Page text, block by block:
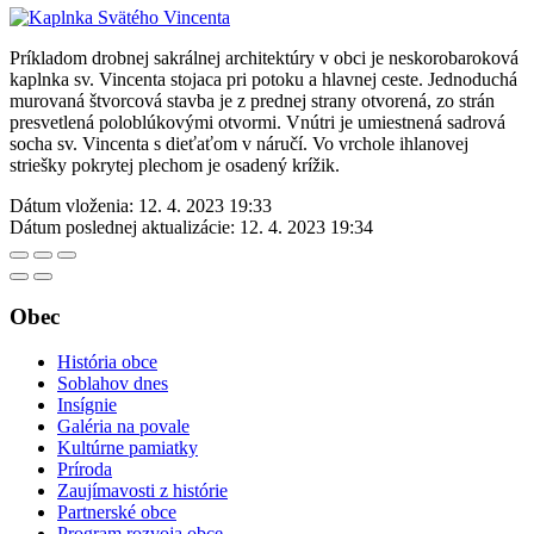
Príkladom drobnej sakrálnej architektúry v obci je neskorobaroková
kaplnka sv. Vincenta stojaca pri potoku a hlavnej ceste. Jednoduchá
murovaná štvorcová stavba je z prednej strany otvorená, zo strán
presvetlená poloblúkovými otvormi. Vnútri je umiestnená sadrová
socha sv. Vincenta s dieťaťom v náručí. Vo vrchole ihlanovej
striešky pokrytej plechom je osadený krížik.
Dátum vloženia: 12. 4. 2023 19:33
Dátum poslednej aktualizácie: 12. 4. 2023 19:34
Obec
História obce
Soblahov dnes
Insígnie
Galéria na povale
Kultúrne pamiatky
Príroda
Zaujímavosti z histórie
Partnerské obce